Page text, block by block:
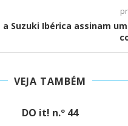
Suzuki Ibérica assinam
VEJA TAMBÉM
DO it! n.º 44